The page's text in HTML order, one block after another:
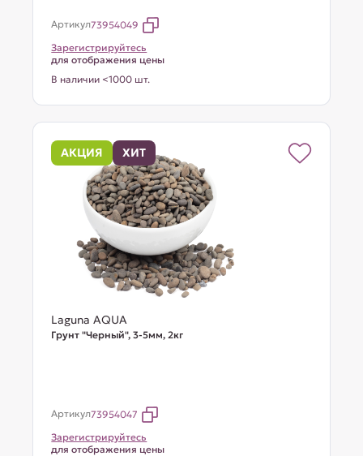
Артикул73954049
Зарегистрируйтесь
для отображения цены
В наличии <1000 шт.
АКЦИЯ ХИТ
Laguna AQUA
Грунт "Черный", 3-5мм, 2кг
Артикул73954047
Зарегистрируйтесь
для отображения цены